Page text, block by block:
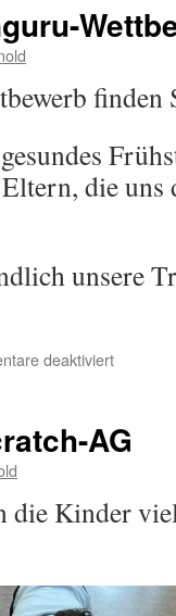
finden
die uns
unsere
deaktiviertfür
AG
die Kinder